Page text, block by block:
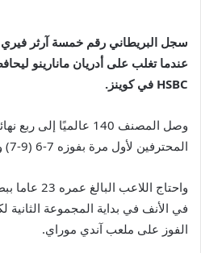
سجل البريطاني رقم خمسة آرثر
عندما تغلب على أدريان مانارينو
HSBC في كوينز.
وصل المصنف 140 عالميًا
المحترفين لأول مرة بفوزه 7-6 (9-7) و6-4 على الفرنسي المخضرم.
واحتاج
في الأنف في بداية المجموعة
الفوز على ملعب آندي موراي.